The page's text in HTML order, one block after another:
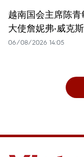
越南国会主席陈
大使詹妮弗·威克斯
06/08/2026 14:05